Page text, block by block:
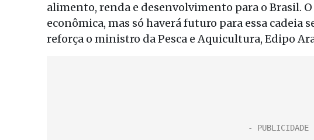
alimento, renda e desenvolvimento para o Brasil.
econômica, mas só haverá futuro para essa cadeia
reforça o ministro da Pesca e Aquicultura, Edipo